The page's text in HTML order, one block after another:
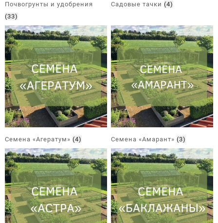
Почвогрунты и удобрения
(33)
Садовые тачки(4)
Семена «Агератум» (4) Семена «Амарант»(3)